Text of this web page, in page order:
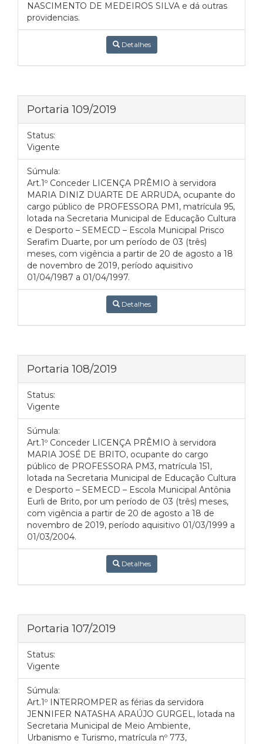
NASCIMENTO DE MEDEIROS SILVA e dá outras
providencias.
Detalhes
Portaria 109/2019
Status:
Vigente
Súmula:
Art.1º Conceder LICENÇA PRÊMIO à servidora
MARIA DINIZ DUARTE DE ARRUDA, ocupante do
cargo público de PROFESSORA PM1, matrícula 95,
lotada na Secretaria Municipal de Educação Cultura
e Desporto – SEMECD – Escola Municipal Prisco
Serafim Duarte, por um período de 03 (três)
meses, com vigência a partir de 20 de agosto a 18
de novembro de 2019, período aquisitivo
01/04/1987 a 01/04/1997.
Detalhes
Portaria 108/2019
Status:
Vigente
Súmula:
Art.1º Conceder LICENÇA PRÊMIO à servidora
MARIA JOSÉ DE BRITO, ocupante do cargo
público de PROFESSORA PM3, matrícula 151,
lotada na Secretaria Municipal de Educação Cultura
e Desporto – SEMECD – Escola Municipal Antônia
Eurli de Brito, por um período de 03 (três) meses,
com vigência a partir de 20 de agosto a 18 de
novembro de 2019, período aquisitivo 01/03/1999 a
01/03/2004.
Detalhes
Portaria 107/2019
Status:
Vigente
Súmula:
Art.1º INTERROMPER as férias da servidora
JENNIFER NATASHA ARAÚJO GURGEL, lotada na
Secretaria Municipal de Meio Ambiente,
Urbanismo e Turismo, matrícula nº 773,